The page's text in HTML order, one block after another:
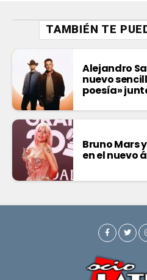
TAMBIÉN TE
Alejandro
nuevo
poesía»
Bruno Mars
en el nuevo